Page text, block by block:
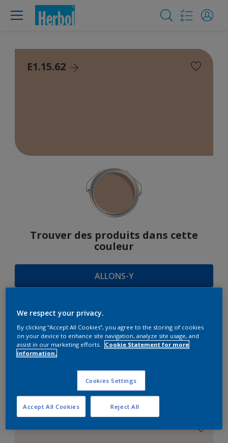
E1.15.62
Trouver des produits dans cette
couleur
ALLONS-Y
SUGGESTIONS
D'HARMONIES
Le Blanc Parfait
We respect your privacy.
By clicking “Accept All Cookies”, you agree to the storing of cookies
on your device to enhance site navigation, analyze site usage, and
assist in our marketing efforts.
Cookie Statement for more
information.
Cookies Settings
Reject All
Accept All Cookies